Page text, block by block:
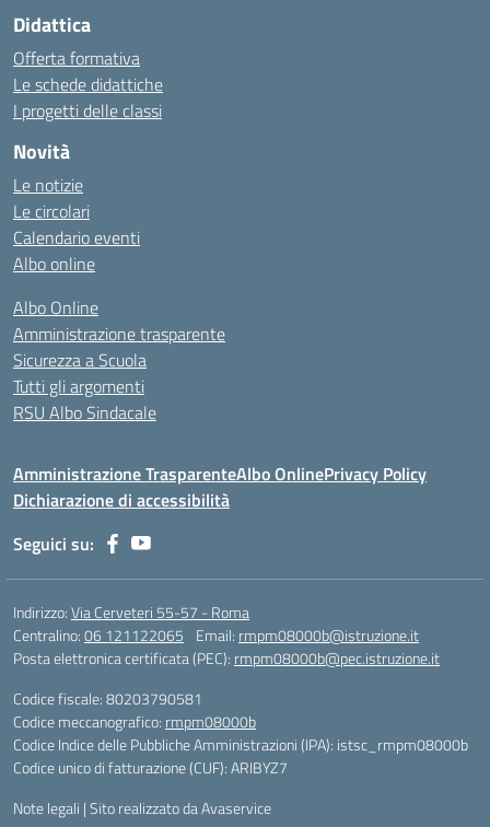
Didattica
Offerta formativa
Le schede didattiche
I progetti delle classi
Novità
Le notizie
Le circolari
Calendario eventi
Albo online
Albo Online
Amministrazione trasparente
Sicurezza a Scuola
Tutti gli argomenti
RSU Albo Sindacale
Amministrazione TrasparenteAlbo OnlinePrivacy Policy
Dichiarazione di accessibilità
Seguici su:
Indirizzo:Via Cerveteri 55-57 - Roma
Centralino:06 121122065 Email: rmpm08000b@istruzione.it
Posta elettronica certificata (PEC): rmpm08000b@pec.istruzione.it
Codice fiscale: 80203790581
Codice meccanografico: rmpm08000b
Codice Indice delle Pubbliche Amministrazioni (IPA): istsc_rmpm08000b
Codice unico di fatturazione (CUF): ARIBYZ7
Note legali |Sito realizzato da Avaservice